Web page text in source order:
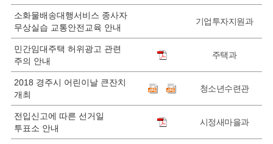
소화물배송대행서비스 종사자
무상실습 교통안전교육 안내
기업투자지원과
민간임대주택 허위광고 관련
주의 안내
주택과
2018 경주시 어린이날 큰잔치
개최
청소년수련관
전입신고에 따른 선거일
투표소 안내
시정새마을과